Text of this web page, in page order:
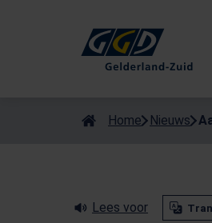
Als de resultaten voor automatisch
Home Nieuws
Lees voor